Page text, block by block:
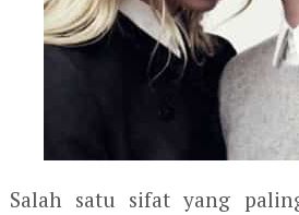
Salah satu sifat yang